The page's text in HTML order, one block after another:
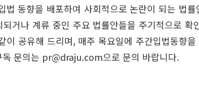
법 동향을 배포하여 사회적으로 논란이 되는 법
거나 계류 중인 주요 법률안들을 주기적으로
이 공유해 드리며, 매주 목요일에 주간입법동향
문의는 pr@draju.com으로 문의 바랍니다.